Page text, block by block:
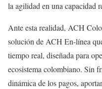
la agilidad en una capacidad
Ante esta realidad, ACH
solución de ACH En-línea
tiempo real, diseñada para
ecosistema colombiano. Sin
dinámica de los pagos,